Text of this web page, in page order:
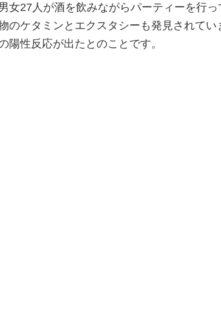
女27人が酒を飲みながらパーティーを行
のケタミンとエクスタシーも発見されて
陽性反応が出たとのことです。